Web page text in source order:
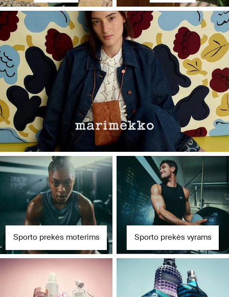
Sporto prekės moterims Sporto prekės vyrams